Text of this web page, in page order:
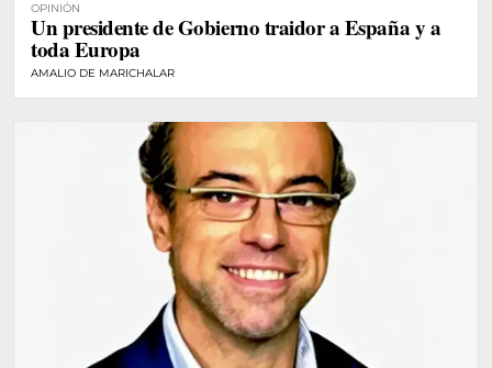
OPINIÓN
Un presidente de Gobierno traidor a España y a
toda Europa
AMALIO DE MARICHALAR